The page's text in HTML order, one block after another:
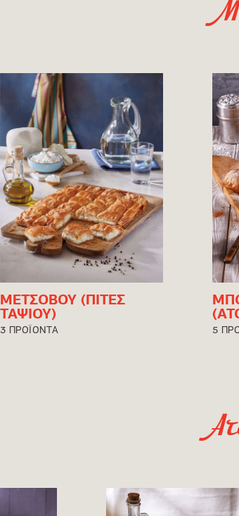
ΜΕΤΣΟΒΟΥ (ΠΙΤΕΣ
ΤΑΨΙΟΥ)
3 ΠΡΟΪΟΝΤΑ 5